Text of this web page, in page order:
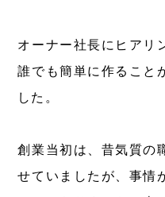
オーナー社長にヒアリ
誰でも簡単に作ること
した。
創業当初は、昔気質の
せていましたが、事情